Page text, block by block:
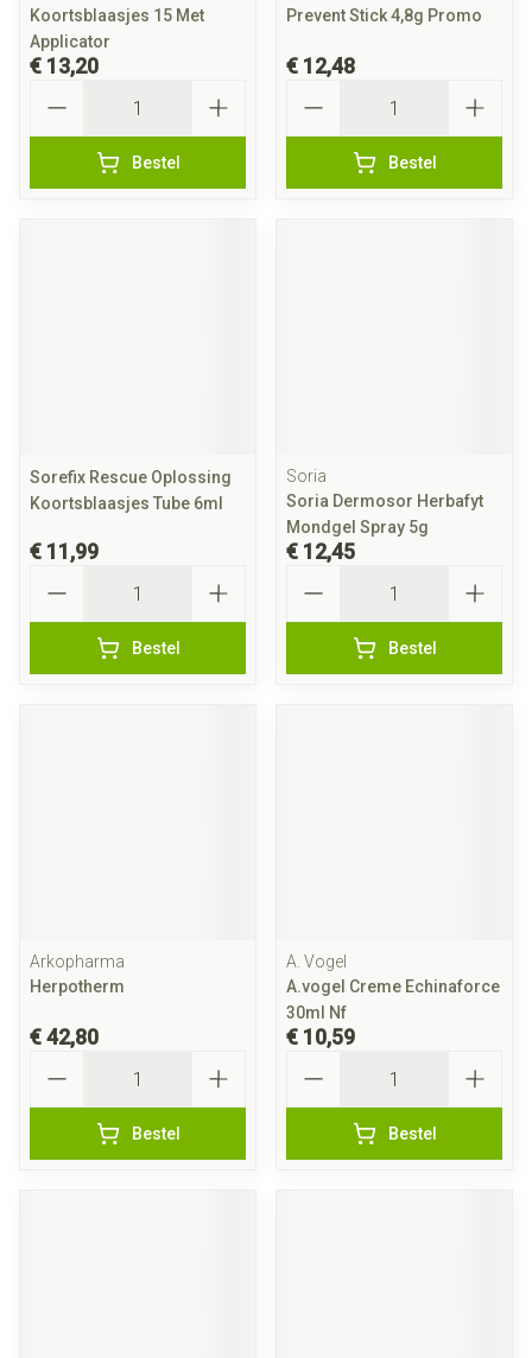
Koortsblaasjes 15 Met
Applicator
€ 13,20
Bestel
Prevent Stick 4,8g Promo
€ 12,48
Bestel
Sorefix Rescue Oplossing
Koortsblaasjes Tube 6ml
€ 11,99
Bestel
Soria
Soria Dermosor Herbafyt
Mondgel Spray 5g
€ 12,45
Bestel
Arkopharma
Herpotherm
€ 42,80
Bestel
A. Vogel
A.vogel Creme Echinaforce
30ml Nf
€ 10,59
Bestel